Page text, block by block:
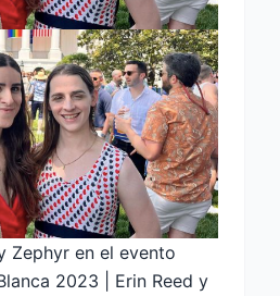
Zephyr en el evento
2023 | Erin Reed y